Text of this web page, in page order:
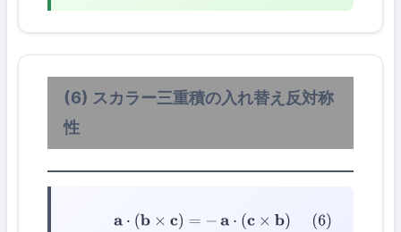
(6) スカラー三重積の入れ替え反対称
性
(6)a ⋅(b ×c) =− a⋅ (c ×b )